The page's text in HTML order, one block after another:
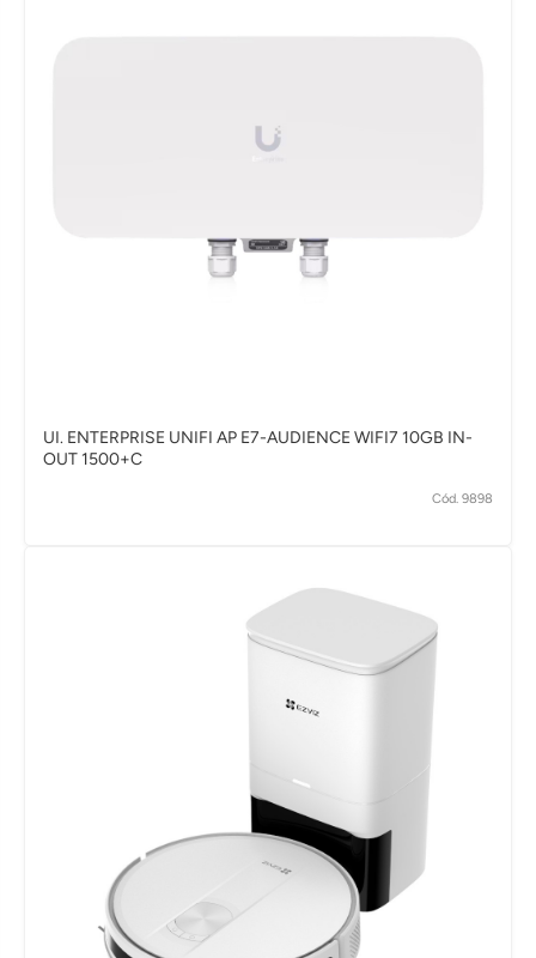
UI. ENTERPRISE UNIFI AP E7-AUDIENCE WIFI7 10GB IN-
OUT 1500+C
Cód. 9898